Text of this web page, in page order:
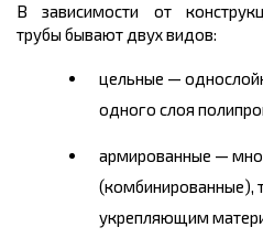
В зависимости от
трубы бывают двух видов:
цельные —
одного слоя
армированные —
(комбинированные),
укрепляющим